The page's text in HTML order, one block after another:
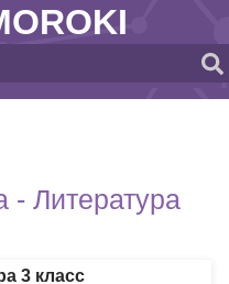
- Литература
3 класс